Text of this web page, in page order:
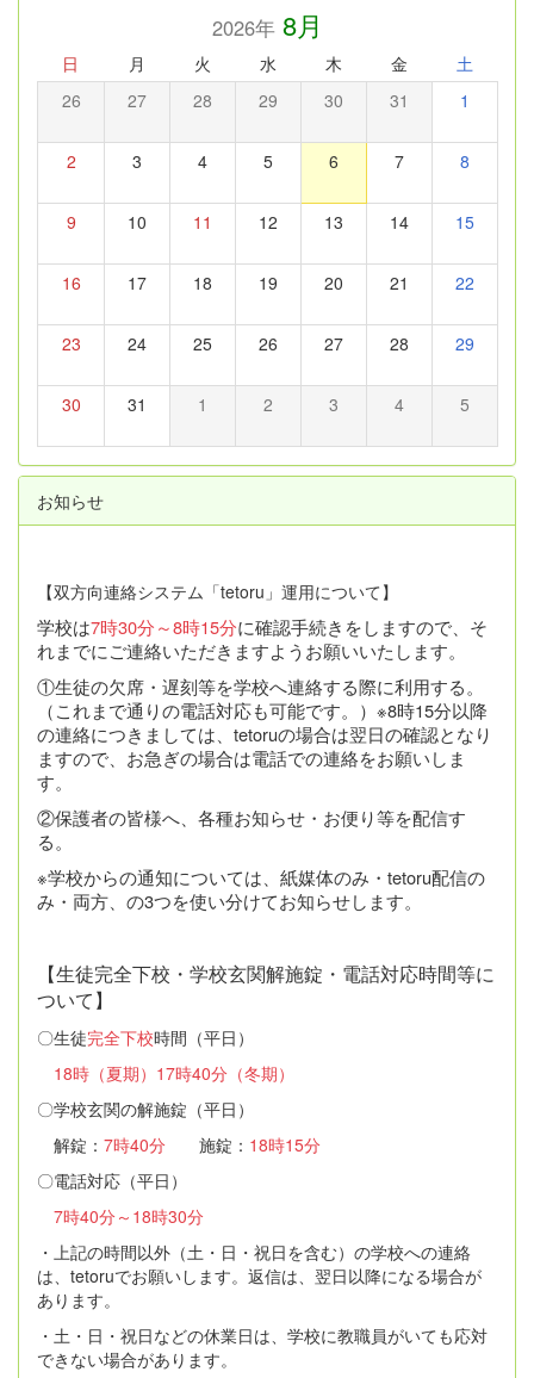
2026年8月
日 月 火 水 木 金 土
26 27 28 29 30 31 1
2 3 4 5 6 7 8
9 10 11 12 13 14 15
16 17 18 19 20 21 22
23 24 25 26 27 28 29
30 31 1 2 3 4 5
お知らせ
【双方向連絡システム「tetoru」運用について】
学校は7時30分～8時15分に確認手続きをしますので、そ
れまでにご連絡いただきますようお願いいたします。
①生徒の欠席・遅刻等を学校へ連絡する際に利用する。
（これまで通りの電話対応も可能です。）※8時15分以降
の連絡につきましては、tetoruの場合は翌日の確認となり
ますので、お急ぎの場合は電話での連絡をお願いしま
す。
②保護者の皆様へ、各種お知らせ・お便り等を配信す
る。
※学校からの通知については、紙媒体のみ・tetoru配信の
み・両方、の3つを使い分けてお知らせします。
【生徒完全下校・学校玄関解施錠・電話対応時間等に
ついて】
〇生徒完全下校時間（平日）
18時（夏期）17時40分（冬期）
〇学校玄関の解施錠（平日）
解錠： 7時40分 施錠： 18時15分
〇電話対応（平日）
7時40分～18時30分
・上記の時間以外（土・日・祝日を含む）の学校への連絡
は、tetoruでお願いします。返信は、翌日以降になる場合が
あります。
・土・日・祝日などの休業日は、学校に教職員がいても応対
できない場合があります。